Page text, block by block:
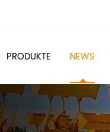
PRODUKTE NEWS